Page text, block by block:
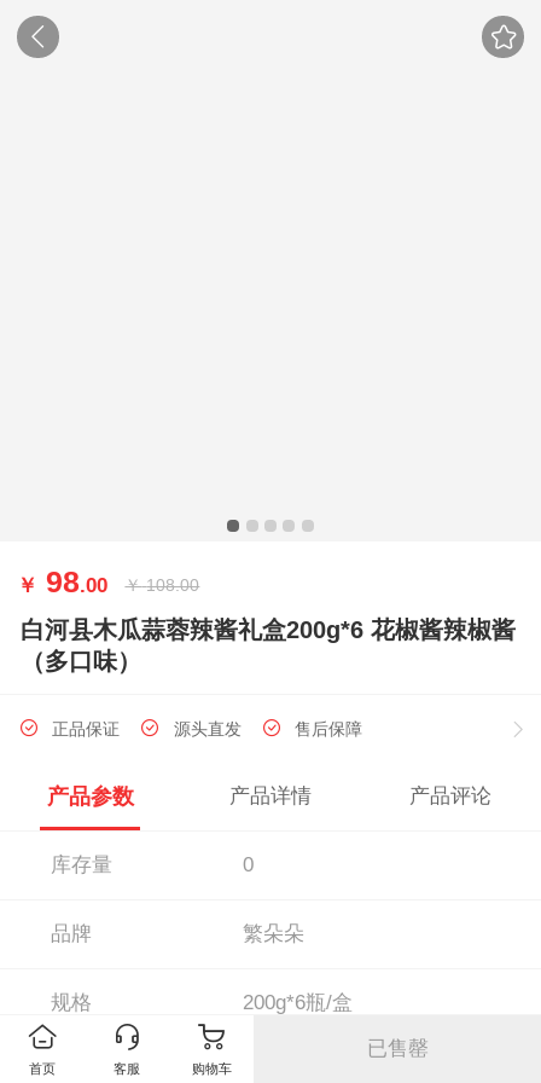
￥ 98.00 ￥ 108.00
白河县木瓜蒜蓉辣酱礼盒200g*6 花椒酱辣椒酱
（多口味）
正品保证 源头直发 售后保障
产品参数 产品详情 产品评论
库存量 0
品牌 繁朵朵
规格 200g*6瓶/盒
执行标准
首页 客服 购物车
已售罄